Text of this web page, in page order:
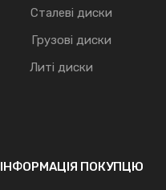
Сталеві диски
Грузові диски
Литі диски
ІНФОРМАЦІЯ ПОКУПЦЮ